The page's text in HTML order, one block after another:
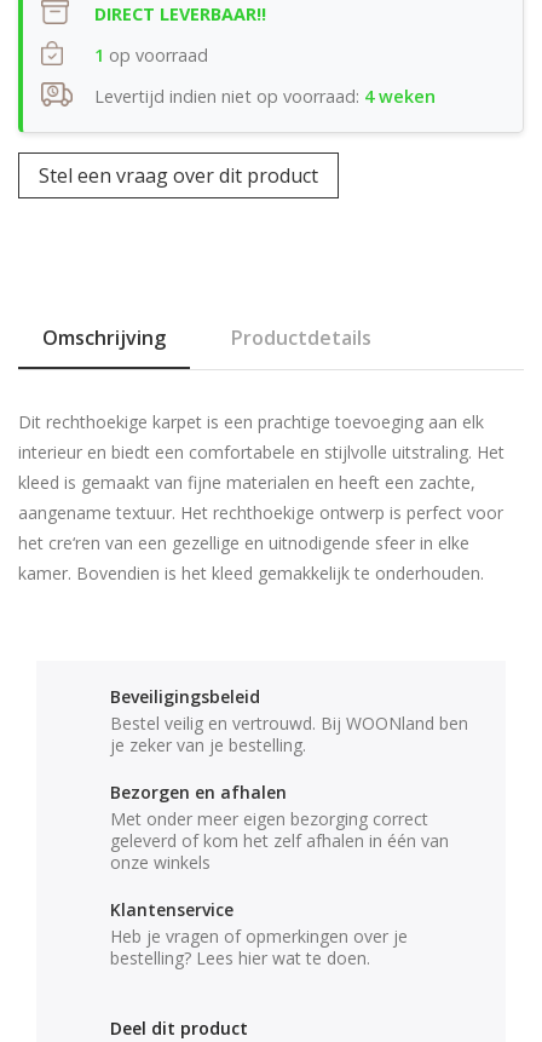
DIRECT LEVERBAAR!!
1 op voorraad
Levertijd indien niet op voorraad: 4 weken
Stel een vraag over dit product
Omschrijving Productdetails
Dit rechthoekige karpet is een prachtige toevoeging aan elk
interieur en biedt een comfortabele en stijlvolle uitstraling. Het
kleed is gemaakt van fijne materialen en heeft een zachte,
aangename textuur. Het rechthoekige ontwerp is perfect voor
het cre‘ren van een gezellige en uitnodigende sfeer in elke
kamer. Bovendien is het kleed gemakkelijk te onderhouden.
Beveiligingsbeleid
Bestel veilig en vertrouwd. Bij WOONland ben
je zeker van je bestelling.
Bezorgen en afhalen
Met onder meer eigen bezorging correct
geleverd of kom het zelf afhalen in één van
onze winkels
Klantenservice
Heb je vragen of opmerkingen over je
bestelling? Lees hier wat te doen.
Deel dit product